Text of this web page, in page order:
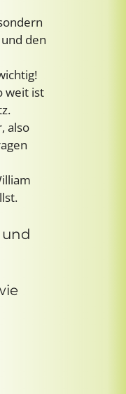
den
weit ist
also